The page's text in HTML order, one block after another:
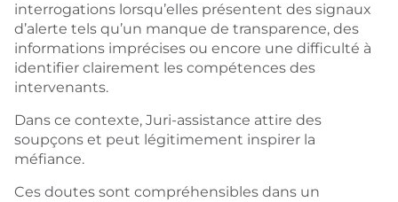
interrogations lorsqu’elles présentent des signaux
d’alerte tels qu’un manque de transparence, des
informations imprécises ou encore une difficulté à
identifier clairement les compétences des
intervenants.
Dans ce contexte, Juri-assistance attire des
soupçons et peut légitimement inspirer la
méfiance.
Ces doutes sont compréhensibles dans un